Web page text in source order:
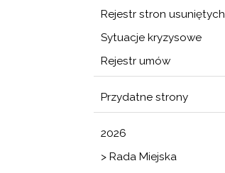
Rejestr stron usuniętych
Sytuacje kryzysowe
Rejestr umów
Przydatne strony
2026
> Rada Miejska